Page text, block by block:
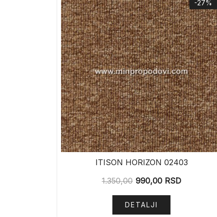
-27%
ITISON HORIZON 02403
1.350,00 990,00 RSD
DETALJI